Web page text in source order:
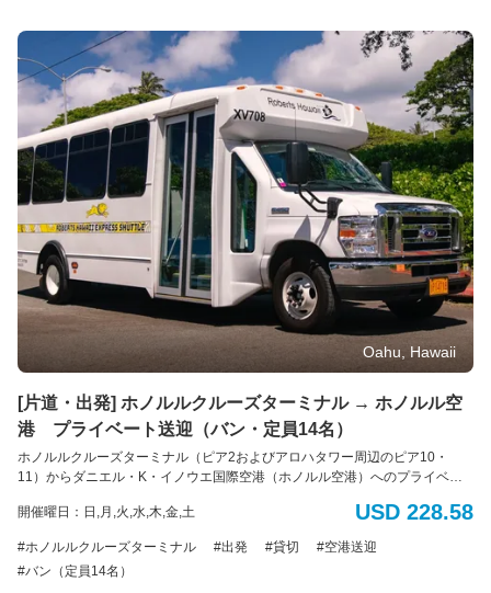
提供日時の最低7日前までに行う必要があります。障害のある旅行者のニーズ
に対応するため努めてまいります。 電動車椅子やスクーターの場合：車椅子
とお客様の合計重量は500ポンド(226kg)を超えてはいけません。利用可能な
プラットフォームの寸法は48インチ(121cm)×30インチ(76cm)です。また、
ドライバーが荷室に運ぶことのできる最大重量は50ポンド(22kg)です。ご理
解とご協力をお願いいたします。
Oahu, Hawaii
[片道・出発] ホノルルクルーズターミナル → ホノルル空
港 プライベート送迎（バン・定員14名）
ホノルルクルーズターミナル（ピア2およびアロハタワー周辺のピア10・
11）からダニエル・K・イノウエ国際空港（ホノルル空港）へのプライベー
の荷物14個まで） *追加のバッグ、大型の荷物、サーフボード、または自転
車椅子のアシスタントが利用可能です。障害による特別な配慮が必要な場合
は、予約時に具体的な要件をお知らせください。ご利用可能な車両に限りが
開催曜日：日,月,火,水,木,金,土 USD 228.58
ホノルルクルーズターミナル 出発 貸切
空港送迎
バン（定員14名）
ト
で
す。
ご
予
約
や
ご
質
問
は
こ
ら
か
ら
ど
う
ぞ！
ナ
ウ